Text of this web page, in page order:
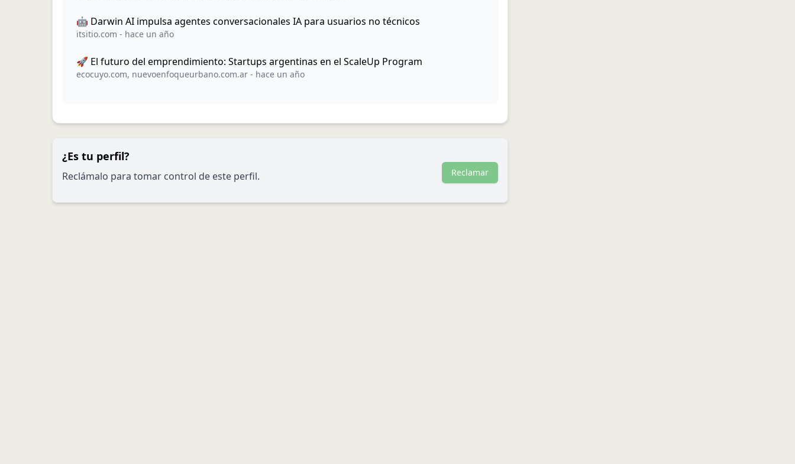
🤖 Darwin AI impulsa agentes conversacionales IA para usuarios no técnicos
itsitio.com - hace un año
🚀 El futuro del emprendimiento: Startups argentinas en el ScaleUp Program
ecocuyo.com, nuevoenfoqueurbano.com.ar - hace un año
¿Es tu perfil?
Reclámalo para tomar control de este perfil. Reclamar